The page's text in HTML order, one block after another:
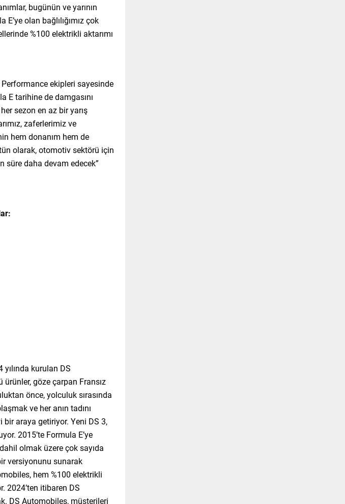
bugünün ve yarının
olan bağlılığımız çok
%100 elektrikli aktarımı
Performance ekipleri sayesinde
E tarihine de damgasını
sezon en az bir yarış
zaferlerimiz ve
hem donanım hem de
olarak, otomotiv sektörü için
daha devam edecek”
kurulan DS
ürünler, göze çarpan Fransız
önce, yolculuk sırasında
ve her anın tadını
araya getiriyor. Yeni DS 3,
2015’te Formula E’ye
olmak üzere çok sayıda
versiyonunu sunarak
hem %100 elektrikli
2024’ten itibaren DS
DS Automobiles, müşterileri